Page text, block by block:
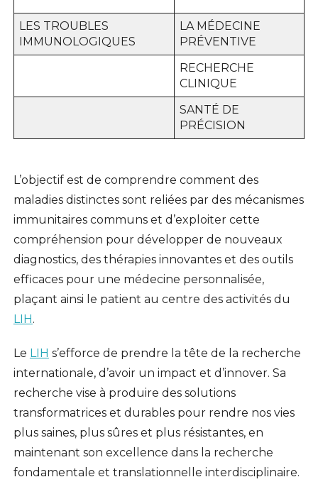
LES TROUBLES
IMMUNOLOGIQUES
LA MÉDECINE
PRÉVENTIVE
RECHERCHE
CLINIQUE
SANTÉ DE
PRÉCISION
L’objectif est de comprendre comment des
maladies distinctes sont reliées par des mécanismes
immunitaires communs et d’exploiter cette
compréhension pour développer de nouveaux
diagnostics, des thérapies innovantes et des outils
efficaces pour une médecine personnalisée,
plaçant ainsi le patient au centre des activités du
LIH.
Le LIH s’efforce de prendre la tête de la recherche
internationale, d’avoir un impact et d’innover. Sa
recherche vise à produire des solutions
transformatrices et durables pour rendre nos vies
plus saines, plus sûres et plus résistantes, en
maintenant son excellence dans la recherche
fondamentale et translationnelle interdisciplinaire.